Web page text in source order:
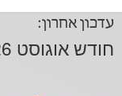
עדכון אחרון:
חודש אוגוסט 2026